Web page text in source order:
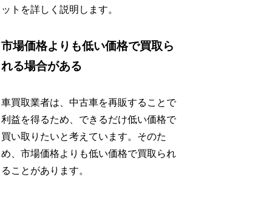
ットを詳しく説明します。
市場価格よりも低い価格で買取ら
れる場合がある
車買取業者は、中古車を再販することで
利益を得るため、できるだけ低い価格で
買い取りたいと考えています。そのた
め、市場価格よりも低い価格で買取られ
ることがあります。